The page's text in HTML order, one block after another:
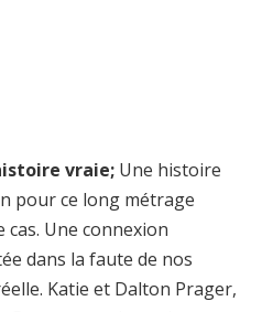
vraie; Une histoire
pour ce long métrage
cas. Une connexion
dans la faute de nos
Katie et Dalton Prager,